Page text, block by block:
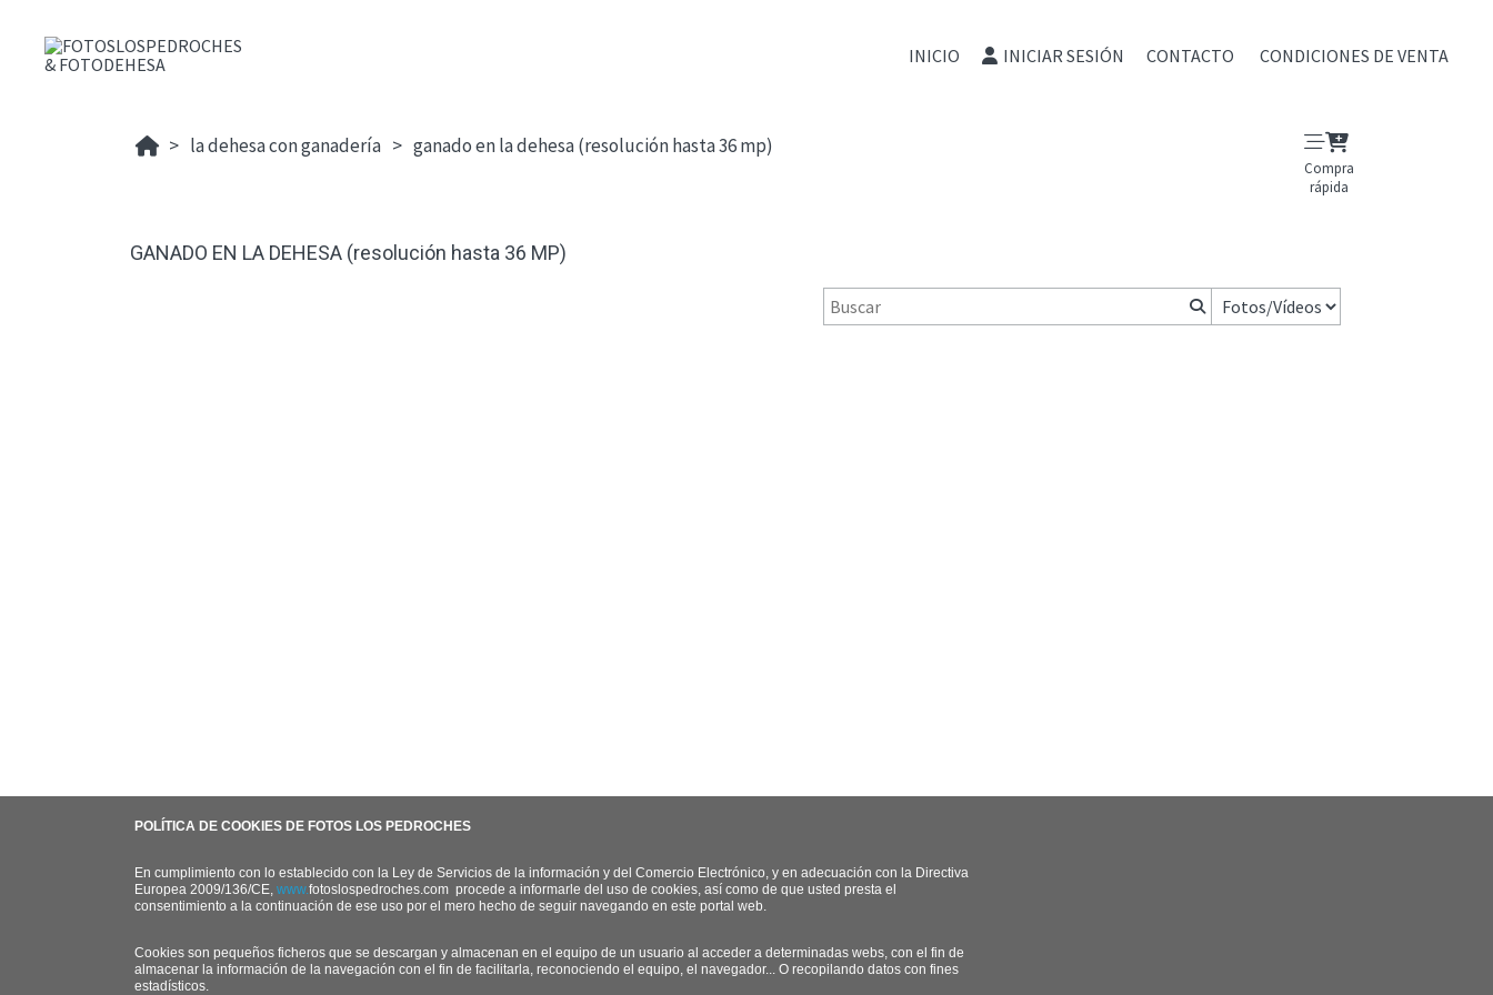
INICIO INICIAR SESIÓN CONTACTO CONDICIONES DE VENTA
la dehesa con ganadería ganado en la dehesa (resolución hasta 36 mp)
Compra
rápida
GANADO EN LA DEHESA (resolución hasta 36 MP)
POLÍTICA DE COOKIES DE FOTOS LOS PEDROCHES
En cumplimiento con lo establecido con la Ley de Servicios de la información y del Comercio Electrónico, y en adecuación con la Directiva
Europea 2009/136/CE, www.fotoslospedroches.com procede a informarle del uso de cookies, así como de que usted presta el
consentimiento a la continuación de ese uso por el mero hecho de seguir navegando en este portal web.
Cookies son pequeños ficheros que se descargan y almacenan en el equipo de un usuario al acceder a determinadas webs, con el fin de
almacenar la información de la navegación con el fin de facilitarla, reconociendo el equipo, el navegador... O recopilando datos con fines
estadísticos.